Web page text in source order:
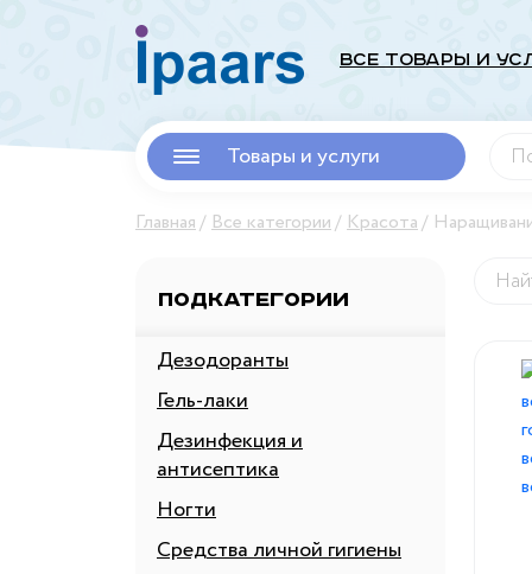
Все Товары и
Товары и услуги
Главная Все категории Красота
Подкатегории
Дезодоранты
Гель-лаки
Дезинфекция и
антисептика
Ногти
Средства личной гигиены